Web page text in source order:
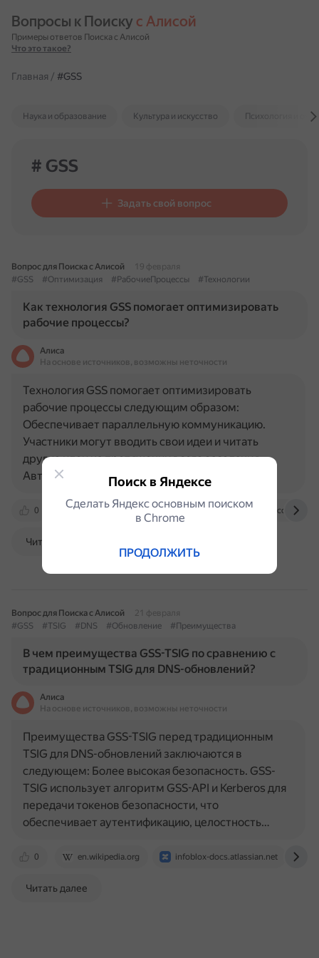
Вопросы к Поиску с Алисой
Примеры ответов Поиска с Алисой
Что это такое?
Главная / #GSS
Наука и образование Культура и искусство Психология и
# GSS
Задать свой вопрос
Вопрос для Поиска с Алисой
19 февраля
#GSS
#Оптимизация #РабочиеПроцессы #Технологии
Как технология GSS помогает оптимизировать
рабочие процессы?
Алиса
На основе источников, возможны неточности
0 prezi.com k-integration.ru gssmcs.com
Технология GSS помогает оптимизировать
рабочие процессы следующим образом:
Обеспечивает параллельную коммуникацию.
Участники могут вводить свои идеи и читать
другие идеи на протяжении всего заседания.
Автоматизирует ведение записей. Больше не…
Читать далее
Вопрос для Поиска с Алисой
21 февраля
#GSS
#TSIG #DNS #Обновление #Преимущества
В чем преимущества GSS-TSIG по сравнению с
традиционным TSIG для DNS-обновлений?
Алиса
На основе источников, возможны неточности
0 en.wikipedia.org infoblox-docs.atlassian.net
Преимущества GSS-TSIG перед традиционным
TSIG для DNS-обновлений заключаются в
следующем: Более высокая безопасность. GSS-
TSIG использует алгоритм GSS-API и Kerberos для
передачи токенов безопасности, что
обеспечивает аутентификацию, целостность…
Читать далее
Поиск в Яндексе
Сделать Яндекс основным поиском
в Сhrome
ПРОДОЛЖИТЬ